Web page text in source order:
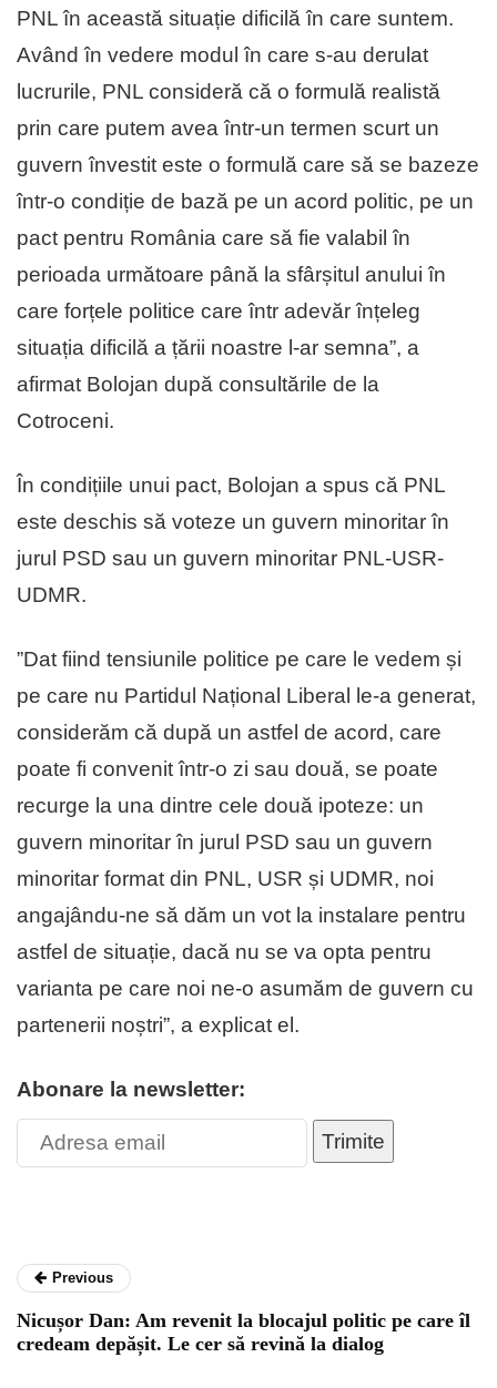
PNL în această situație dificilă în care suntem.
Având în vedere modul în care s-au derulat
lucrurile, PNL consideră că o formulă realistă
prin care putem avea într-un termen scurt un
guvern învestit este o formulă care să se bazeze
într-o condiție de bază pe un acord politic, pe un
pact pentru România care să fie valabil în
perioada următoare până la sfârșitul anului în
care forțele politice care într adevăr înțeleg
situația dificilă a țării noastre l-ar semna”, a
afirmat Bolojan după consultările de la
Cotroceni.
În condițiile unui pact, Bolojan a spus că PNL
este deschis să voteze un guvern minoritar în
jurul PSD sau un guvern minoritar PNL-USR-
UDMR.
”Dat fiind tensiunile politice pe care le vedem și
pe care nu Partidul Național Liberal le-a generat,
considerăm că după un astfel de acord, care
poate fi convenit într-o zi sau două, se poate
recurge la una dintre cele două ipoteze: un
guvern minoritar în jurul PSD sau un guvern
minoritar format din PNL, USR și UDMR, noi
angajându-ne să dăm un vot la instalare pentru
astfel de situație, dacă nu se va opta pentru
varianta pe care noi ne-o asumăm de guvern cu
partenerii noștri”, a explicat el.
Abonare la newsletter:
Trimite
Previous
Nicușor Dan: Am revenit la blocajul politic pe care îl
credeam depășit. Le cer să revină la dialog